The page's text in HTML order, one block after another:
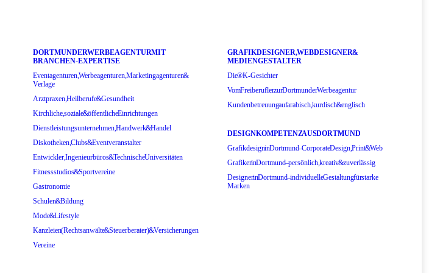
DORTMUNDER WERBEAGENTUR MIT
BRANCHEN-EXPERTISE
Eventagenturen, Werbeagenturen, Marketingagenturen &
Verlage
Arztpraxen, Heilberufe & Gesundheit
Kirchliche, soziale & öffentliche Einrichtungen
Dienstleistungsunternehmen, Handwerk & Handel
Diskotheken, Clubs & Eventveranstalter
Entwickler, Ingenieurbüros & Technische Universitäten
Fitnessstudios & Sportvereine
Gastronomie
Schulen & Bildung
Mode & Lifestyle
Kanzleien (Rechtsanwälte & Steuerberater) & Versicherungen
Vereine
GRAFIKDESIGNER, WEBDESIGNER &
MEDIENGESTALTER
Die ®K-Gesichter
Vom Freiberufler zur Dortmunder Werbeagentur
Kundenbetreuung auf arabisch, kurdisch & englisch
DESIGNKOMPETENZ AUS DORTMUND
Grafikdesign in Dortmund – Corporate Design, Print & Web
Grafiker in Dortmund – persönlich, kreativ & zuverlässig
Designer in Dortmund – individuelle Gestaltung für starke
Marken